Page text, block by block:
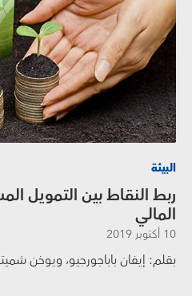
البيئة
ربط النقاط بين التمويل
المالي
10 أكتوبر 2019
بقلم: إيفان باباجورجيو، ويوخن